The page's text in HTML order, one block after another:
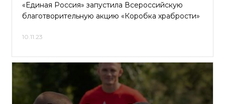
«Единая Россия» запустила Всероссийскую
благотворительную акцию «Коробка храбрости»
10.11.23